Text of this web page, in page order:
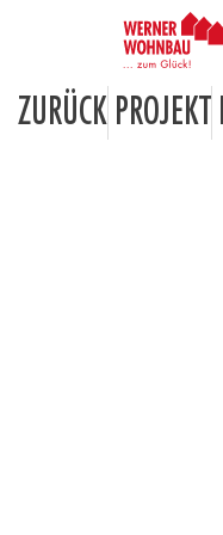
ZURÜCK PROJEKT